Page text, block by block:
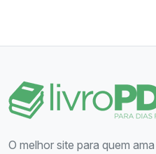
O melhor site para quem